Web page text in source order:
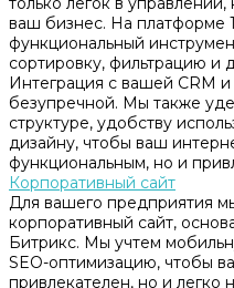
ваш бизнес. На платформе
функциональный
сортировку, фильтрацию и
Интеграция с вашей CRM
безупречной. Мы также
структуре, удобству
дизайну, чтобы ваш
функциональным, но и
Корпоративный сайт
Для вашего предприятия
корпоративный сайт,
Битрикс. Мы учтем
SEO-оптимизацию, чтобы
привлекателен, но и легко